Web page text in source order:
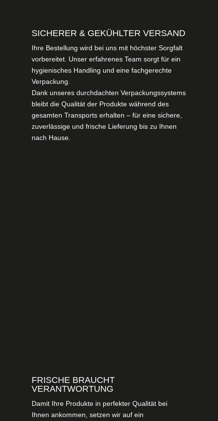
SICHERER & GEKÜHLTER VERSAND
Ihre Bestellung wird bei uns mit höchster Sorgfalt
vorbereitet. Unser erfahrenes Team sorgt für ein
hygienisches Handling und eine fachgerechte
Verpackung.
Dank unseres durchdachten Verpackungssystems
bleibt die Qualität der Produkte während des
gesamten Transports erhalten – für eine sichere,
zuverlässige und frische Lieferung bis zu Ihnen
nach Hause.
FRISCHE BRAUCHT
VERANTWORTUNG
Damit Ihre Produkte in perfekter Qualität bei
Ihnen ankommen, setzen wir auf ein